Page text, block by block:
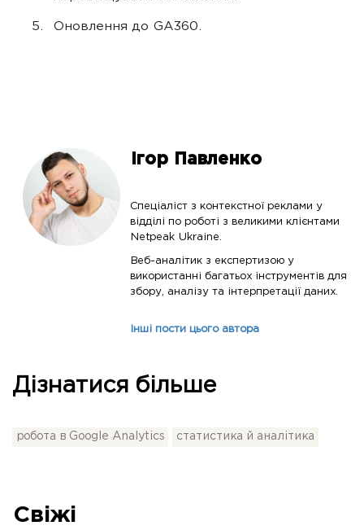
Оновлення до GA360.
Ігор Павленко
Спеціаліст з контекстної реклами у
відділі по роботі з великими клієнтами
Netpeak Ukraine.
Веб-аналітик з експертизою у
використанні багатьох інструментів для
збору, аналізу та інтерпретації даних.
Інші пости цього автора
Дізнатися більше
робота в Google Analytics статистика й аналітика
Свіжі